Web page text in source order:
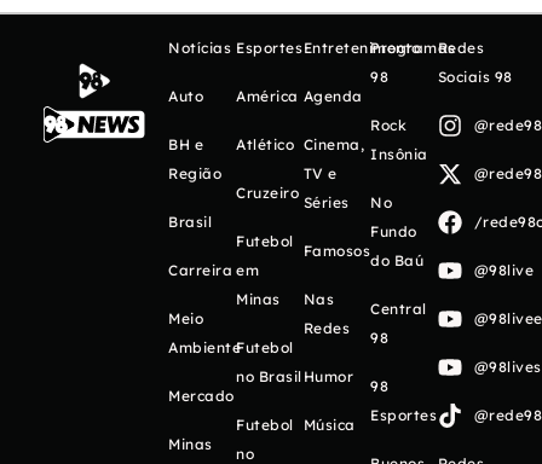
Notícias
Auto
BH e
Região
Brasil
Carreira
Meio
Ambiente
Mercado
Minas
Esportes
América
Atlético
Cruzeiro
Futebol
em
Minas
Futebol
no Brasil
Futebol
no
Entretenimento
Agenda
Cinema,
TV e
Séries
Famosos
Nas
Redes
Humor
Música
Programas
98
Rock
Insônia
No
Fundo
do Baú
Central
98
98
Esportes
Redes
Sociais 98
/
@98live